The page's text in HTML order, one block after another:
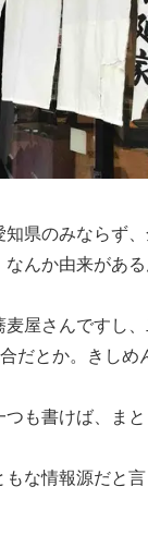
県のみならず
なんか由来があ
屋さんですし
だとか。きしめ
つも書けば、ま
な情報源だと